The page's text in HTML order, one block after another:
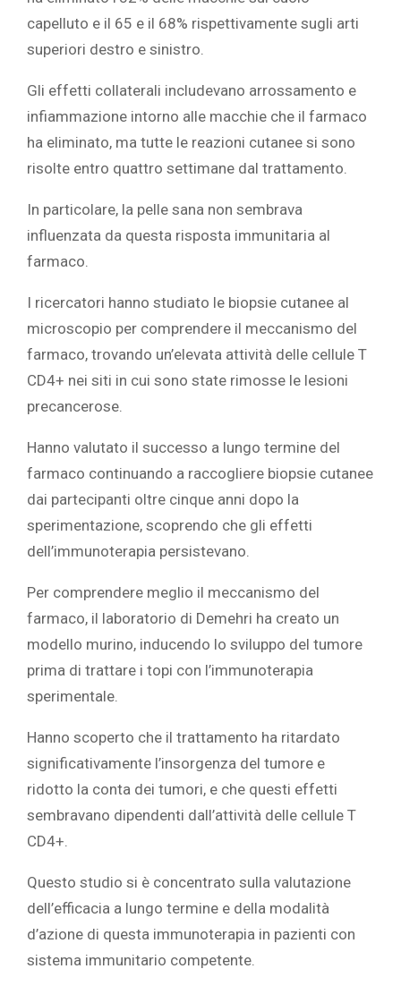
capelluto e il 65 e il 68% rispettivamente sugli arti
superiori destro e sinistro.
Gli effetti collaterali includevano arrossamento e
infiammazione intorno alle macchie che il farmaco
ha eliminato, ma tutte le reazioni cutanee si sono
risolte entro quattro settimane dal trattamento.
In particolare, la pelle sana non sembrava
influenzata da questa risposta immunitaria al
farmaco.
I ricercatori hanno studiato le biopsie cutanee al
microscopio per comprendere il meccanismo del
farmaco, trovando un’elevata attività delle cellule T
CD4+ nei siti in cui sono state rimosse le lesioni
precancerose.
Hanno valutato il successo a lungo termine del
farmaco continuando a raccogliere biopsie cutanee
dai partecipanti oltre cinque anni dopo la
sperimentazione, scoprendo che gli effetti
dell’immunoterapia persistevano.
Per comprendere meglio il meccanismo del
farmaco, il laboratorio di Demehri ha creato un
modello murino, inducendo lo sviluppo del tumore
prima di trattare i topi con l’immunoterapia
sperimentale.
Hanno scoperto che il trattamento ha ritardato
significativamente l’insorgenza del tumore e
ridotto la conta dei tumori, e che questi effetti
sembravano dipendenti dall’attività delle cellule T
CD4+.
Questo studio si è concentrato sulla valutazione
dell’efficacia a lungo termine e della modalità
d’azione di questa immunoterapia in pazienti con
sistema immunitario competente.